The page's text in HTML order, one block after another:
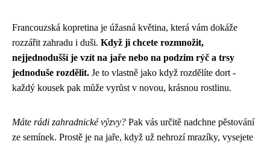
Francouzská kopretina je úžasná květina, která vám dokáže
rozzářit zahradu i duši. Když ji chcete rozmnožit,
nejjednodušší je vzít na jaře nebo na podzim rýč a trsy
jednoduše rozdělit. Je to vlastně jako když rozdělíte dort -
každý kousek pak může vyrůst v novou, krásnou rostlinu.
Máte rádi zahradnické výzvy? Pak vás určitě nadchne pěstování
ze semínek. Prostě je na jaře, když už nehrozí mrazíky, vysejete